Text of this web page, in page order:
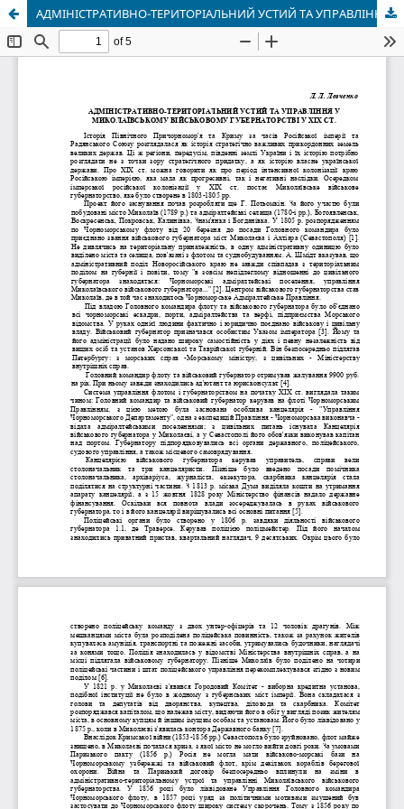
АДМІНІСТРАТИВНО-ТЕРИТОРІАЛЬНИЙ УСТИЙ ТА УПРАВЛІННЯ У МИКОЛАЇВСЬКОМУ ВІЙСЬКОВОМУ ГУБЕРНАТОРСТВІ У XIX СТ.